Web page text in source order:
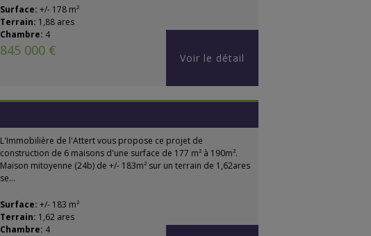
Surface: +/- 178 m²
Terrain: 1,88 ares
Chambre: 4
845 000 € Voir le détail
L'Immobilière de l'Attert vous propose ce projet de
construction de 6 maisons d'une surface de 177 m² à 190m².
Maison mitoyenne (24b) de +/- 183m² sur un terrain de 1,62ares
se...
Surface: +/- 183 m²
Terrain: 1,62 ares
Chambre: 4